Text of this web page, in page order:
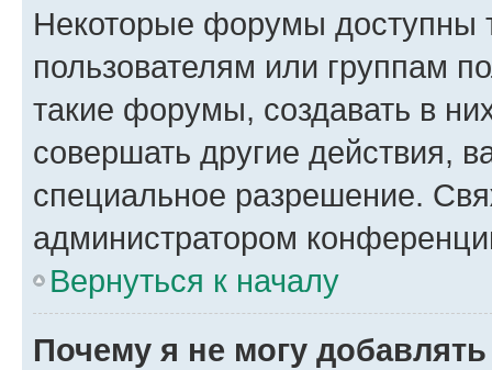
Некоторые форумы доступны
пользователям или группам
такие форумы, создавать в
совершать другие действия,
специальное разрешение.
администратором
Вернуться к началу
Почему я не могу